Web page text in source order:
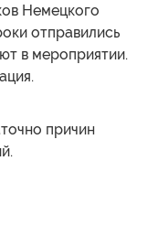
Немецкого
отправились
в мероприятии.
причин